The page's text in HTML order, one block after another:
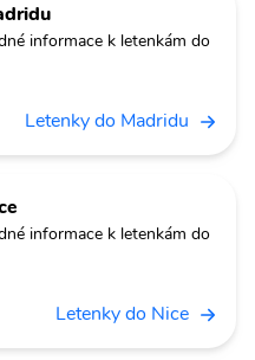
informace k letenkám do
Letenky do Madridu
informace k letenkám do
Letenky do Nice